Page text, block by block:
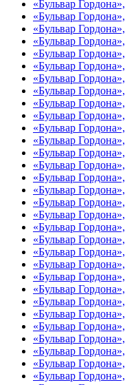
«Бульвар
«Бульвар
«Бульвар
«Бульвар
«Бульвар
«Бульвар
«Бульвар
«Бульвар
«Бульвар
«Бульвар
«Бульвар
«Бульвар
«Бульвар
«Бульвар
«Бульвар
«Бульвар
«Бульвар
«Бульвар
«Бульвар
«Бульвар
«Бульвар
«Бульвар
«Бульвар
«Бульвар
«Бульвар
«Бульвар
«Бульвар
«Бульвар
«Бульвар
«Бульвар
«Бульвар